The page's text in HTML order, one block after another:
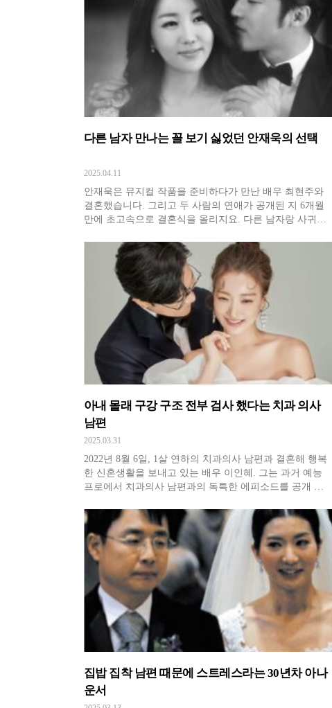
고속으로 프러포즈를
다른 남자 만나는 꼴 보기 싫었던 안재욱의 선택
2025.04.11
안재욱은 뮤지컬 작품을 준비하다가 만난 배우 최현주와
결혼했습니다. 그리고 두 사람의 연애가 공개된 지 6개월
만에 초고속으로 결혼식을 올리지요. 다른 남자랑 사귀는
작품에 늦게 합류한 최현주를 연습실에서 처음 보게 됩니
다. 자신이 하는 이야기를 듣고 활짝 웃는 모습이 너무 예
뻐서 그녀를 놓치고 싶지
아내 몰래 구강 구조 전부 검사 했다는 치과 의사
남편
2025.03.31
2022년 8월 6일, 1살 연하의 치과의사 남편과 결혼해 행복
한 신혼생활을 보내고 있는 배우 이인혜. 그는 과거 예능
프로에서 치과의사 남편과의 독특한 에피소드를 공개 한
'이과생'일 것이라 생각했지만, 예상과는 달리 두 사람은
연기와 예능 프로그램에 대한 대화를 나누며 급속히 친밀
감을 쌓았다.
집밥 집착 남편 때문에 스트레스라는 30년차 아나
운서